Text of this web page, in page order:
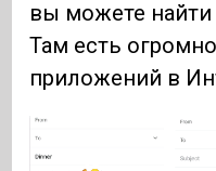
вы можете найти
Там есть
приложений в